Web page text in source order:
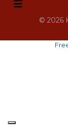
© 2026